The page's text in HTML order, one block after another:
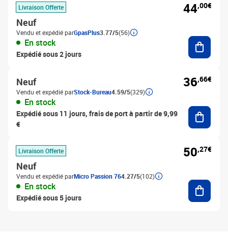
Livraison Offerte
Neuf
Vendu et expédié parGpasPlus3.77/5(56)
En stock
Expédié sous 2 jours
44,00€
Neuf
Vendu et expédié parStock-Bureau4.59/5(329)
En stock
Expédié sous 11 jours, frais de port à partir de 9,99
€
36,66€
Livraison Offerte
Neuf
Vendu et expédié parMicro Passion 764.27/5(102)
En stock
Expédié sous 5 jours
50,27€